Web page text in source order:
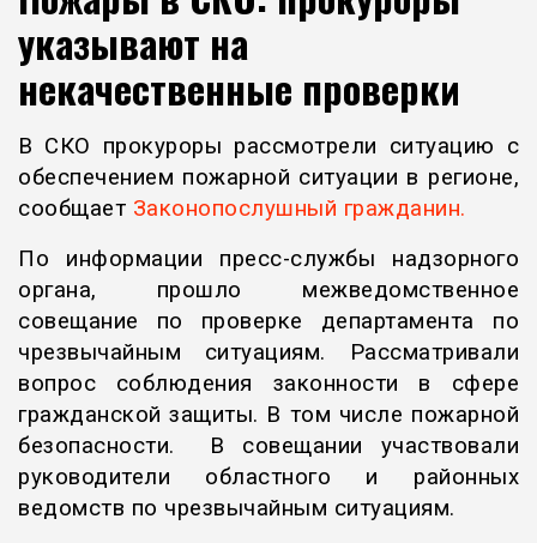
указывают на
некачественные проверки
В СКО прокуроры рассмотрели ситуацию с
обеспечением пожарной ситуации в регионе,
сообщает Законопослушный гражданин.
По информации пресс-службы надзорного
органа, прошло межведомственное
совещание по проверке департамента по
чрезвычайным ситуациям. Рассматривали
вопрос соблюдения законности в сфере
гражданской защиты. В том числе пожарной
безопасности. В совещании участвовали
руководители областного и районных
ведомств по чрезвычайным ситуациям.